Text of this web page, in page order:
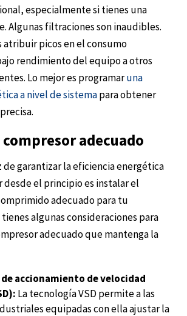
especialmente si tienes una
Algunas filtraciones son inaudibles.
atribuir picos en el consumo
rendimiento del equipo a otros
Lo mejor es programaruna
a nivel de sistemapara obtener
adecuado
de garantizar la eficiencia energética
desde el principio es instalar el
adecuado para tu
algunas consideraciones para
adecuado que mantenga la
accionamiento de velocidad
La tecnología VSD permite a las
equipadas con ella ajustarla